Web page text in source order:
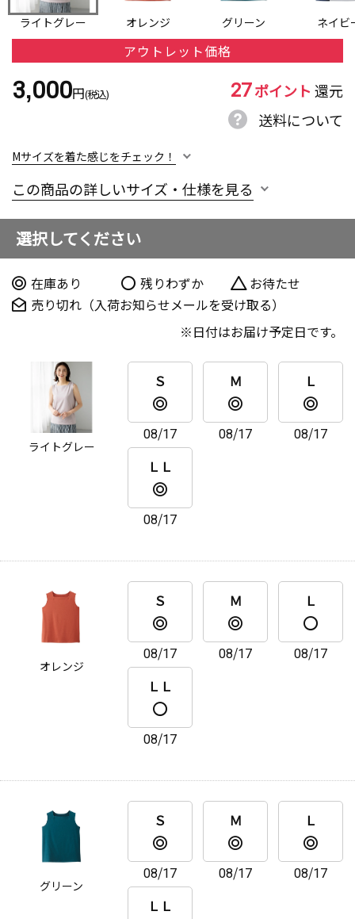
ライトグレー オレンジ グリーン ネイビ
アウトレット価格
3,000円(税込) 27ポイント 還元
送料について
Mサイズを着た感じをチェック！
この商品の詳しいサイズ・仕様を見る
選択してください
在庫あり 残りわずか
お待たせ
売り切れ（入荷お知らせメールを受け取る）
日付はお届け予定日です。
ライトグレー
Ｓ
08/17
Ｍ
08/17
Ｌ
08/17
ＬＬ
08/17
オレンジ
Ｓ
08/17
Ｍ
08/17
Ｌ
08/17
ＬＬ
08/17
グリーン
Ｓ
08/17
Ｍ
08/17
Ｌ
08/17
ＬＬ